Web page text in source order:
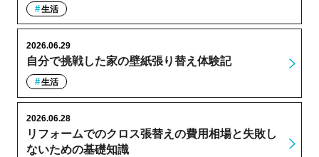
生活
自分で挑戦した家の壁紙張り替え体験記
2026.06.29
生活
リフォームでのクロス張替えの費用相場と失敗し
ないための基礎知識
2026.06.28